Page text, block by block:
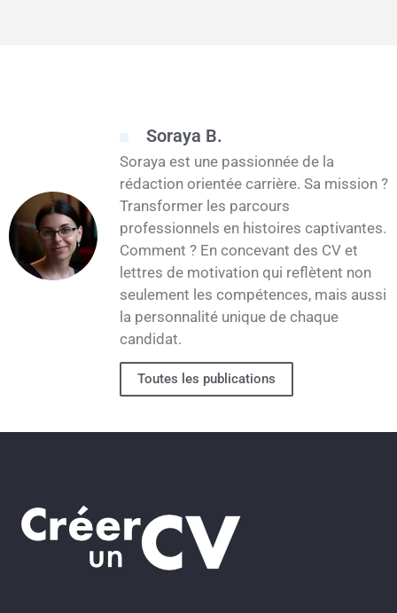
Soraya B.
Soraya est une passionnée de la
rédaction orientée carrière. Sa mission ?
Transformer les parcours
professionnels en histoires captivantes.
Comment ? En concevant des CV et
lettres de motivation qui reflètent non
seulement les compétences, mais aussi
la personnalité unique de chaque
candidat.
Toutes les publications